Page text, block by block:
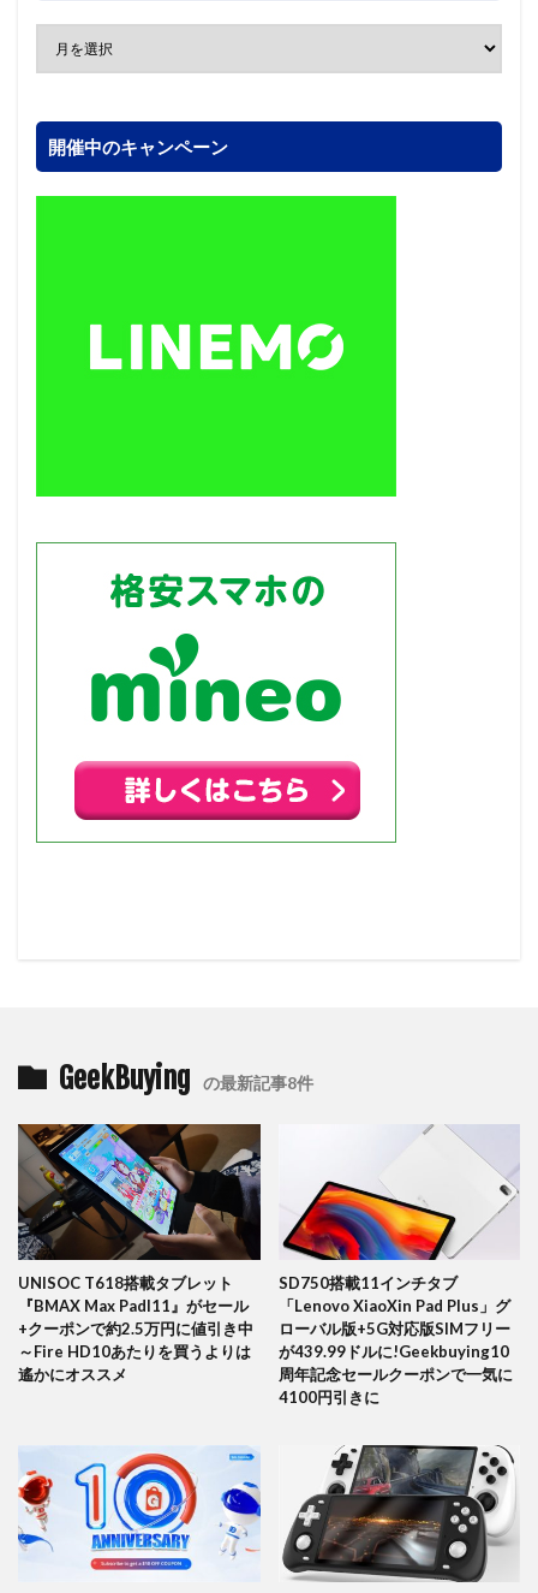
開催中のキャンペーン
GeekBuying の最新記事8件
UNISOC T618搭載タブレット
『BMAX Max PadI11』がセール
+クーポンで約2.5万円に値引き中
～Fire HD10あたりを買うよりは
遙かにオススメ
SD750搭載11インチタブ
「Lenovo XiaoXin Pad Plus」グ
ローバル版+5G対応版SIMフリー
が439.99ドルに!Geekbuying10
周年記念セールクーポンで一気に
4100円引きに